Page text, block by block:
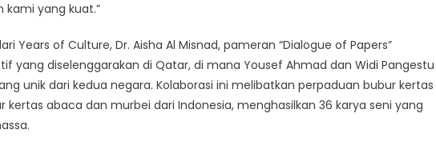
kami yang kuat.”
Years of Culture, Dr. Aisha Al Misnad, pameran “Dialogue of Papers”
yang diselenggarakan di Qatar, di mana Yousef Ahmad dan Widi Pangestu
unik dari kedua negara. Kolaborasi ini melibatkan perpaduan bubur kertas
abaca dan murbei dari Indonesia, menghasilkan 36 karya seni yang